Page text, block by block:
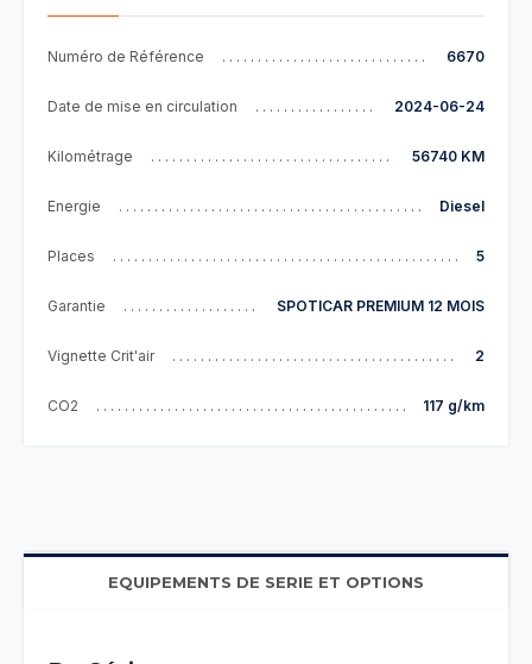
Numéro de Référence 6670
Date de mise en circulation 2024-06-24
Kilométrage 56740 KM
Energie Diesel
Places 5
Garantie SPOTICAR PREMIUM 12 MOIS
Vignette Crit'air 2
CO2 117 g/km
EQUIPEMENTS DE SERIE ET OPTIONS